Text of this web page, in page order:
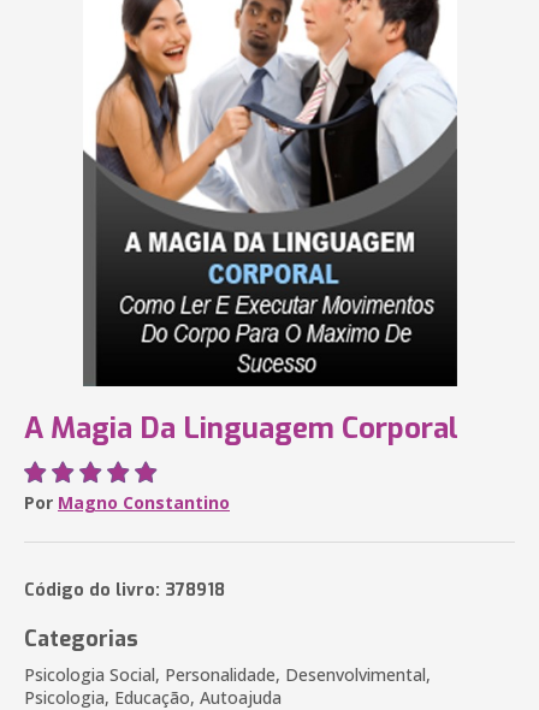
A Magia Da Linguagem Corporal
Por Magno Constantino
Código do livro: 378918
Categorias
Psicologia Social, Personalidade, Desenvolvimental,
Psicologia, Educação, Autoajuda